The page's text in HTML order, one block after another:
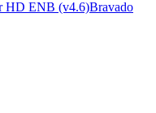
HD ENB (v4.6)Bravado